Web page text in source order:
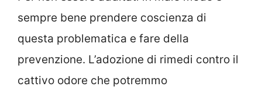
sempre bene prendere coscienza di
questa problematica e fare della
prevenzione. L’adozione di rimedi contro il
cattivo odore che potremmo